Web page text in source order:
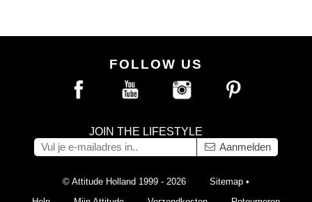
FOLLOW US
JOIN THE LIFESTYLE
Aanmelden
© Attitude Holland 1999 - 2026 Sitemap •